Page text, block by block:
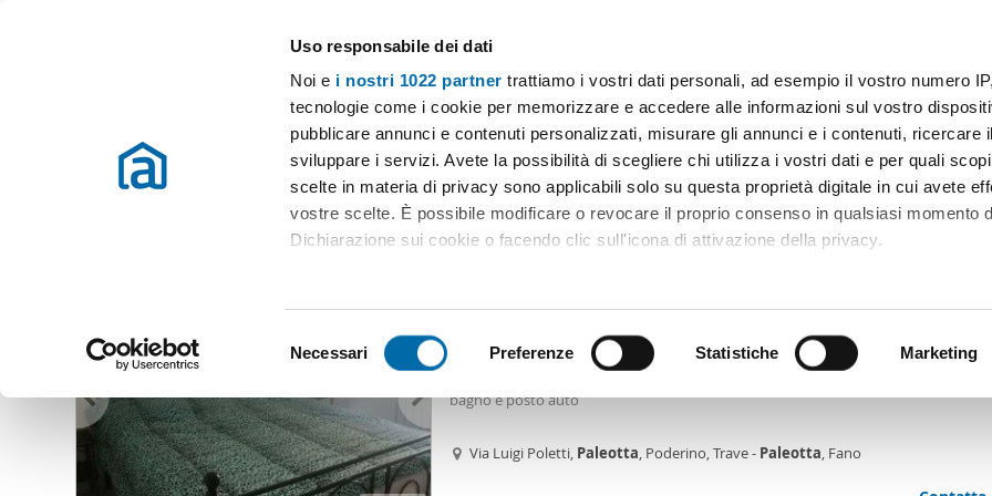
Uso responsabile dei dati
Noi e i nostri 1022 partner trattiamo i vostri dati personali, ad esempio il vostro numero
tecnologie come i cookie per memorizzare e accedere alle informazioni sul vostro
pubblicare annunci e contenuti personalizzati, misurare gli annunci e i contenuti, ricercare
sviluppare i servizi. Avete la possibilità di scegliere chi utilizza i vostri dati e per quali
scelte in materia di privacy sono applicabili solo su questa proprietà digitale in cui avete
vostre scelte. È possibile modificare o revocare il proprio consenso in qualsiasi momento
Dichiarazione sui cookie o facendo clic sull'icona di attivazione della privacy.
Identificare il tuo dispositivo, scansionandolo attivamente alla ricerca di caratteristiche
(impronte digitali).
Approfondisci come vengono elaborati i tuoi dati personali e imposta le tue preferenze nella
dettagli. Puoi modificare o ritirare il tuo consenso in qualsiasi momento dalla Dichiarazione
Utilizziamo i cookie per personalizzare contenuti ed annunci, per fornire funzionalità dei
e
e
z
i
Necessari Preferenze Statistiche Marketing
Case e appartamenti in affitto in tutta Italia
Prezzo Superficie Locali Più filtri - 2
Affitto Fano Appartamenti Affitto Fano Appartamenti affitto paleotta Fano
Appartamenti affitto paleotta Fano (3 immobili) Ordine Mioaffitto
2
Appartamento arredato Fano
bagno e posto auto
Via Luigi Poletti, Paleotta, Poderino, Trave - Paleotta, Fano